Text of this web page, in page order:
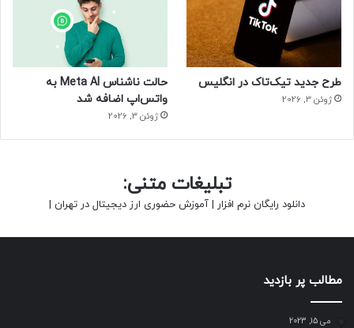
طرح جدید تیک‌تاک در انگلیس
ژوئن 3, 2026
حالت ناشناس Meta AI به
واتس‌اپ اضافه شد
ژوئن 3, 2026
تبلیغات متنی:
دانلود رایگان نرم افزار | آموزش حضوری ارز دیجیتال در تهران |
مطالب پر بازدید
می 15, 2023